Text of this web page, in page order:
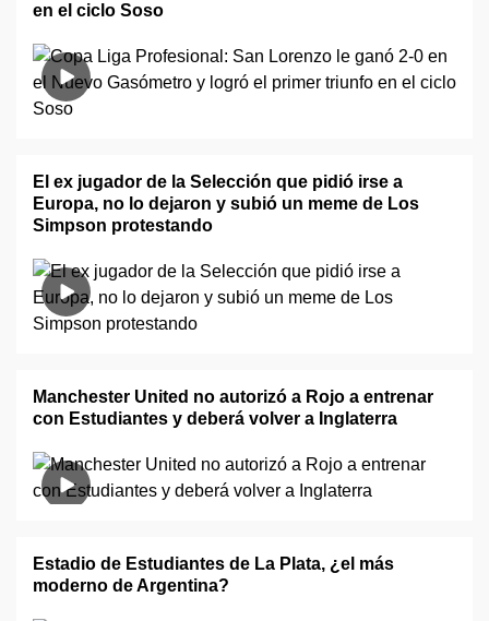
en el ciclo Soso
El ex jugador de la Selección que pidió irse a
Europa, no lo dejaron y subió un meme de Los
Simpson protestando
Manchester United no autorizó a Rojo a entrenar
con Estudiantes y deberá volver a Inglaterra
Estadio de Estudiantes de La Plata, ¿el más
moderno de Argentina?